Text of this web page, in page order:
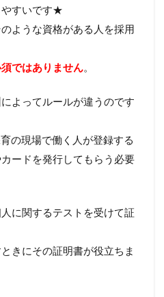
やすいです★
ような資格がある人を採用
ではありません。
よってルールが違うのです
の現場で働く人が登録する
ードを発行してもらう必要
に関するテストを受けて証
きにその証明書が役立ちま